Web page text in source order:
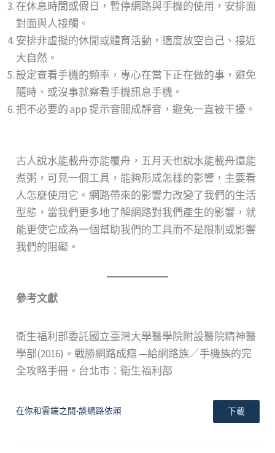
在休息時間或假日，暫停網路與手機的使用，安排面
對面與人接觸。
安排非虛擬的休閒或體育活動，適度放空自己、接近
大自然。
設定查看手機的頻率，專心在當下正在做的事，避免
隨時、或沒事就察看手機訊息手機。
把不必要的 app 提示音關成靜音，避免一直被干擾。
古人說水能載舟亦能覆舟，五月天也說水能載舟還能
煮粥，可見一個工具，能夠形成怎樣的影響，主要看
人怎麼使用它。網路帶來的影響力改變了我們的生活
型態，當我們更多地了解網路對我們產生的影響，就
能更使它成為一個幫助我們的工具而不是限制或影響
我們的阻礙。
參考文獻
衛生福利部委託國立臺灣大學醫學院附設醫院精神醫
學部(2016)。戰勝網路成癮 —給網路族／手機族的完
全攻略手冊。台北市：衛生福利部
在你和雲端之間-談網路依賴 下載